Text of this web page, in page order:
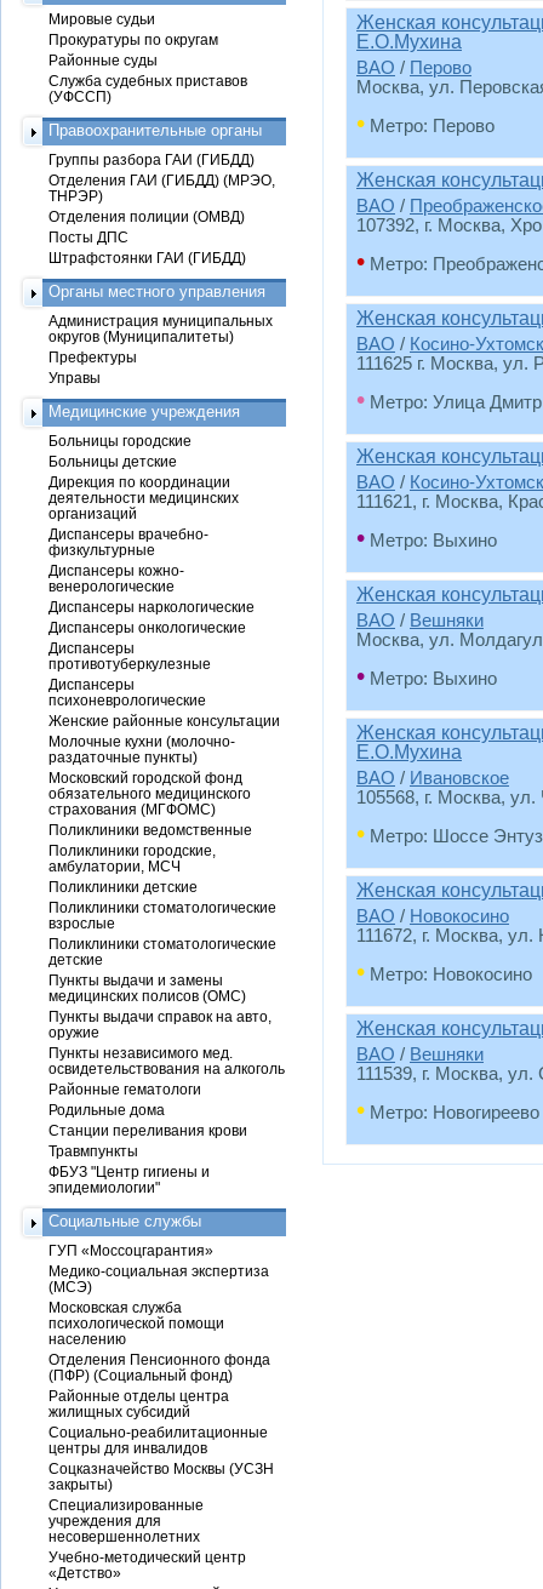
Женская
Е.О.Мухина
ВАО / Перово
Москва, ул.
• Метро: Перово
Женская
ВАО /
107392, г. Москва,
• Метро:
Женская
ВАО / Косино-
111625 г. Москва, ул.
• Метро: Улица
Женская
ВАО / Косино-
111621, г. Москва,
• Метро: Выхино
Женская
ВАО / Вешняки
Москва, ул.
• Метро: Выхино
Женская
Е.О.Мухина
ВАО / Ивановское
105568, г. Москва,
• Метро: Шоссе
Женская
ВАО / Новокосино
111672, г. Москва,
• Метро: Новокосино
Женская
ВАО / Вешняки
111539, г. Москва,
• Метро: Новогиреево
Мировые судьи
Прокуратуры по округам
Районные суды
Служба судебных приставов
(УФССП)
Правоохранительные органы
Группы разбора ГАИ (ГИБДД)
Отделения ГАИ (ГИБДД) (МРЭО,
ТНРЭР)
Отделения полиции (ОМВД)
Посты ДПС
Штрафстоянки ГАИ (ГИБДД)
Органы местного управления
Администрация муниципальных
округов (Муниципалитеты)
Префектуры
Управы
Медицинские учреждения
Больницы городские
Больницы детские
Дирекция по координации
деятельности медицинских
организаций
Диспансеры врачебно-
физкультурные
Диспансеры кожно-
венерологические
Диспансеры наркологические
Диспансеры онкологические
Диспансеры
противотуберкулезные
Диспансеры
психоневрологические
Женские районные консультации
Молочные кухни (молочно-
раздаточные пункты)
Московский городской фонд
обязательного медицинского
страхования (МГФОМС)
Поликлиники ведомственные
Поликлиники городские,
амбулатории, МСЧ
Поликлиники детские
Поликлиники стоматологические
взрослые
Поликлиники стоматологические
детские
Пункты выдачи и замены
медицинских полисов (ОМС)
Пункты выдачи справок на авто,
оружие
Пункты независимого мед.
освидетельствования на алкоголь
Районные гематологи
Родильные дома
Станции переливания крови
Травмпункты
ФБУЗ "Центр гигиены и
эпидемиологии"
Социальные службы
ГУП «Моссоцгарантия»
Медико-социальная экспертиза
(МСЭ)
Московская служба
психологической помощи
населению
Отделения Пенсионного фонда
(ПФР) (Социальный фонд)
Районные отделы центра
жилищных субсидий
Социально-реабилитационные
центры для инвалидов
Соцказначейство Москвы (УСЗН
закрыты)
Специализированные
учреждения для
несовершеннолетних
Учебно-методический центр
«Детство»